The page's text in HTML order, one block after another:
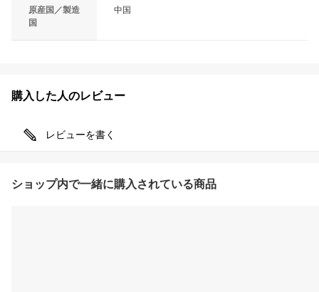
原産国／製造
国
中国
購入した人のレビュー
レビューを書く
ショップ内で一緒に購入されている商品